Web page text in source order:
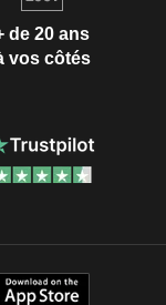
de 20 ans
vos côtés